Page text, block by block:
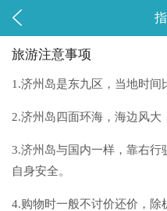

旅游注意事项
1.济州岛是东九区，当地时间
2.济州岛四面环海，海边风大
3.济州岛与国内一样，靠右行
自身安全。
4.购物时一般不讨价还价，除